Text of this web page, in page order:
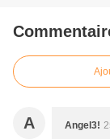
A Angel3!